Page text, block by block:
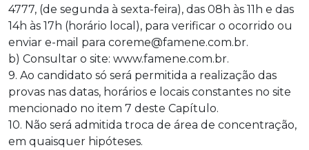
4777, (de segunda à sexta-feira), das 08h às 11h e das
14h às 17h (horário local), para verificar o ocorrido ou
enviar e-mail para coreme@famene.com.br.
b) Consultar o site: www.famene.com.br.
9. Ao candidato só será permitida a realização das
provas nas datas, horários e locais constantes no site
mencionado no item 7 deste Capítulo.
10. Não será admitida troca de área de concentração,
em quaisquer hipóteses.